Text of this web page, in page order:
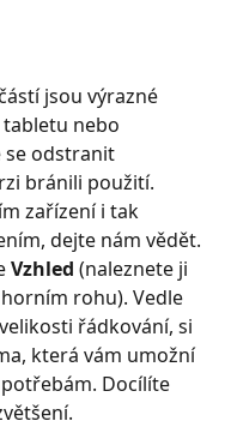
jsou výrazné
nebo
se odstranit
bránili použití.
zařízení i tak
dejte nám vědět.
Vzhled (naleznete ji
rohu). Vedle
řádkování, si
která vám umožní
Docílíte